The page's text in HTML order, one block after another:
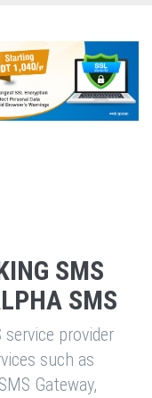
SMS
SMS
service provider
such as
Gateway,